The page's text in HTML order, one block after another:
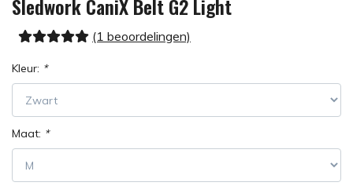
Sledwork CaniX Belt G2 Light
(1 beoordelingen)
Kleur: *
Maat: *